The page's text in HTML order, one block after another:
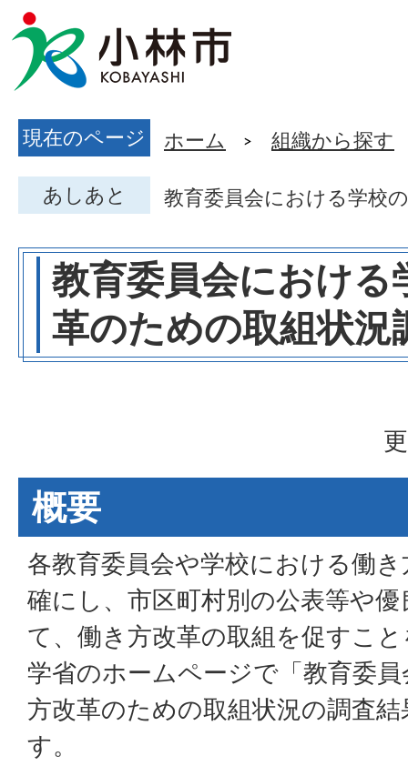
現在のページ ホーム 組織から探す
あしあと 教育委員会における学校
教育委員会における
革のための取組状況
概要
各教育委員会や学校における働
確にし、市区町村別の公表等や
て、働き方改革の取組を促すこ
学省のホームページで「教育委
方改革のための取組状況の調査
す。